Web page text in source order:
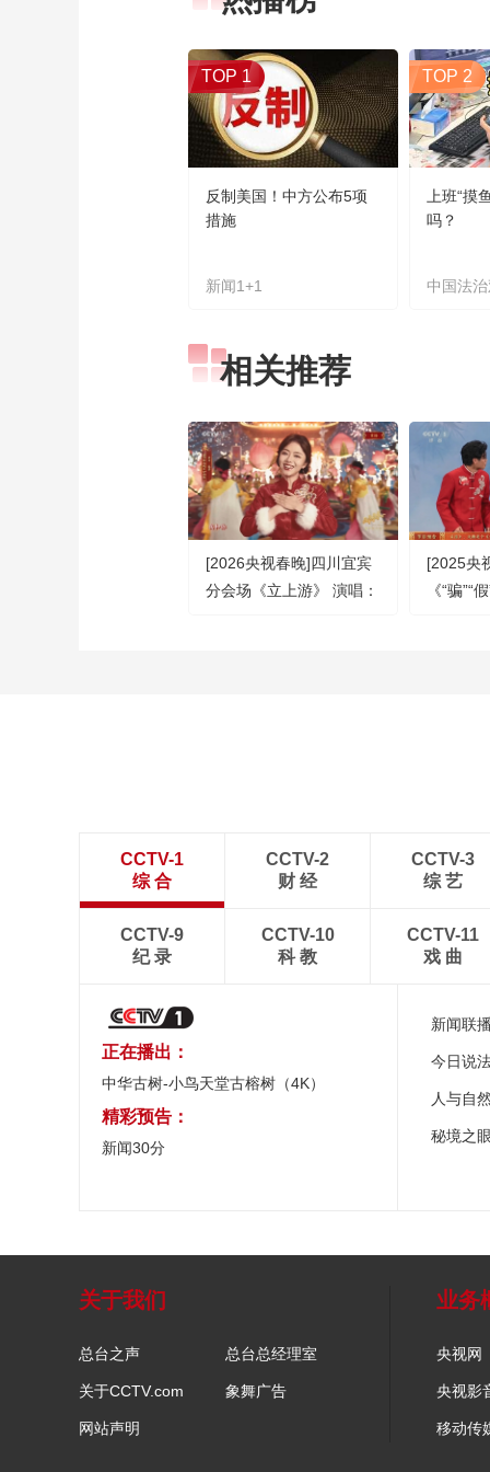
TOP 1
反制美国！中方公布5项
措施
新闻1+1
TOP 2
上班“摸
吗？
中国法
相关推荐
[2026央视春晚]四川宜宾
分会场《立上游》 演唱：
[2025央
《“骗”“
CCTV-1
综 合
CCTV-2
财 经
CCTV-3
综 艺
CCTV-9
纪 录
CCTV-10
科 教
CCTV-11
戏 曲
正在播出：
中华古树-小鸟天堂古榕树（4K）
精彩预告：
新闻30分
新闻联
今日说
人与自
秘境之
关于我们
总台之声 总台总经理室
关于CCTV.com 象舞广告
网站声明
业务
央视网
央视影
移动传